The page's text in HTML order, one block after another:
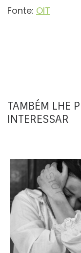
Fonte: OIT
TAMBÉM LHE
INTERESSAR